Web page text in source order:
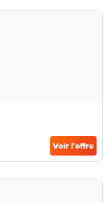
Voir l’offre